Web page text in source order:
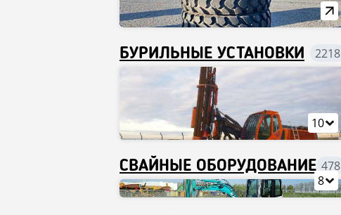
БУРИЛЬНЫЕ УСТАНОВКИ 2218
10
СВАЙНЫЕ ОБОРУДОВАНИЕ 478
8